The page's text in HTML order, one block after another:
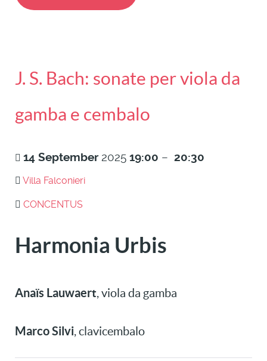
J. S. Bach: sonate per viola da
gamba e cembalo
14 September 2025 19:00 – 20:30
Villa Falconieri
CONCENTUS
Harmonia Urbis
Anaïs Lauwaert, viola da gamba
Marco Silvi, clavicembalo